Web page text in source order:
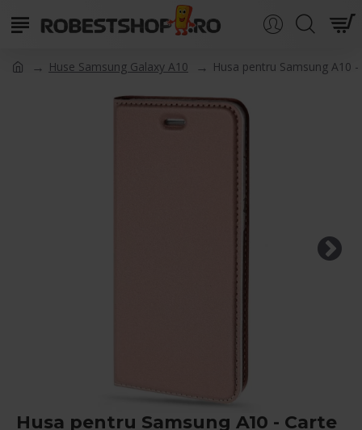
Huse Samsung Galaxy A10 Husa pentru Samsung A10
Husa pentru Samsung A10 - Carte